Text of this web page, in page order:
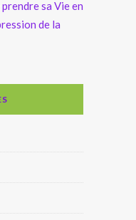
sa Vie en
de la